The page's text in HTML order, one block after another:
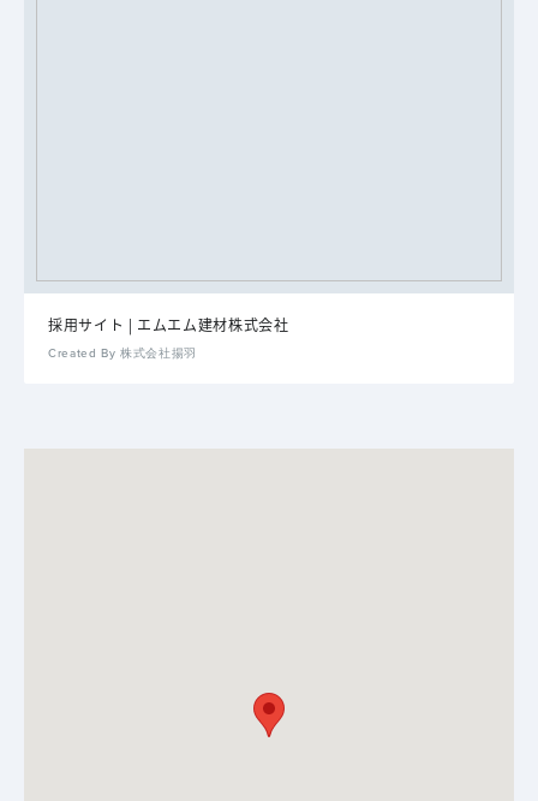
採用サイト | エムエム建材株式会社
Created By 株式会社揚羽